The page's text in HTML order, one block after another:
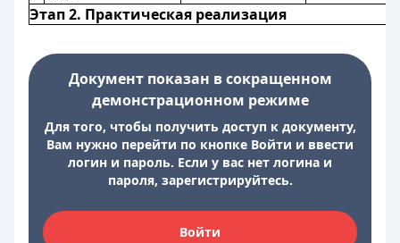
Этап 2. Практическая реализация
Документ показан в сокращенном
демонстрационном режиме
Для того, чтобы получить доступ к документу,
Вам нужно перейти по кнопке Войти и ввести
логин и пароль. Если у вас нет логина и
пароля, зарегистрируйтесь.
Войти